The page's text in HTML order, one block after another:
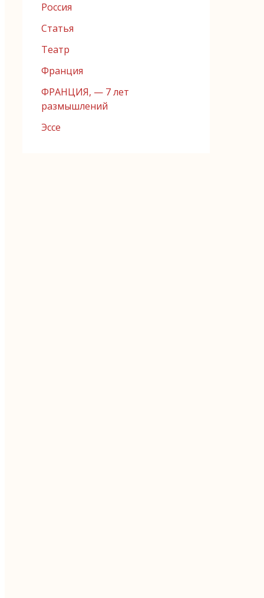
Россия
Статья
Театр
Франция
ФРАНЦИЯ, — 7 лет
размышлений
Эссе